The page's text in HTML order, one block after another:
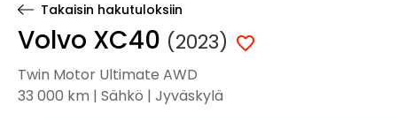
Takaisin hakutuloksiin
Volvo XC40 (2023)
Twin Motor Ultimate AWD
33 000 km | Sähkö | Jyväskylä